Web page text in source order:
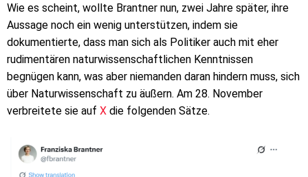
Wie es scheint, wollte Brantner nun, zwei Jahre später, ihre
Aussage noch ein wenig unterstützen, indem sie
dokumentierte, dass man sich als Politiker auch mit eher
rudimentären naturwissenschaftlichen Kenntnissen
begnügen kann, was aber niemanden daran hindern muss, sich
über Naturwissenschaft zu äußern. Am 28. November
verbreitete sie auf X die folgenden Sätze.